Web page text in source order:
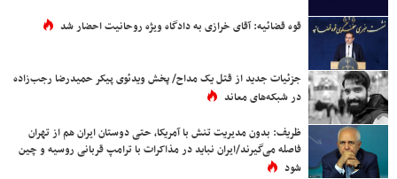
قوه قضائیه: آقای خرازی به دادگاه ویژه روحانیت احضار شد
جزئیات جدید از قتل یک مداح/ پخش ویدئوی پیکر حمیدرضا رجب‌زاده
در شبکه‌های معاند
ظریف: بدون مدیریت تنش با آمریکا، حتی دوستان ایران هم از تهران
فاصله می‌گیرند/ایران نباید در مذاکرات با ترامپ قربانی روسیه و چین
شود